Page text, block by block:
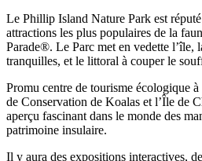
Le Phillip Island Nature Park est
attractions les plus populaires de la
Parade®. Le Parc met en vedette l’île,
tranquilles, et le littoral à couper le
Promu centre de tourisme écologique
de Conservation de Koalas et l’Île de
aperçu fascinant dans le monde des
patrimoine insulaire.
Il y aura des expositions interactives,